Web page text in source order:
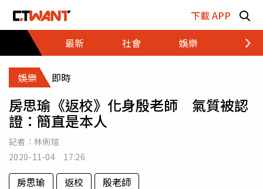
下載 APP
最新
社會 娛樂 財經
娛樂 即時
房思瑜《返校》化身殷老師 氣質被認
證：簡直是本人
記者： 林俐瑄
2020-11-04 17:26
房思瑜 返校 殷老師